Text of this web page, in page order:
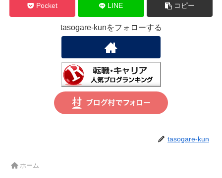
Pocket LINE コピー
tasogare-kunをフォローする
tasogare-kun
ホーム